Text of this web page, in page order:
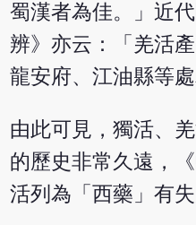
蜀漢者為佳。」近
辨》亦云：「羌活
龍安府、江油縣等處
由此可見，獨活、
的歷史非常久遠，
活列為「西藥」有失